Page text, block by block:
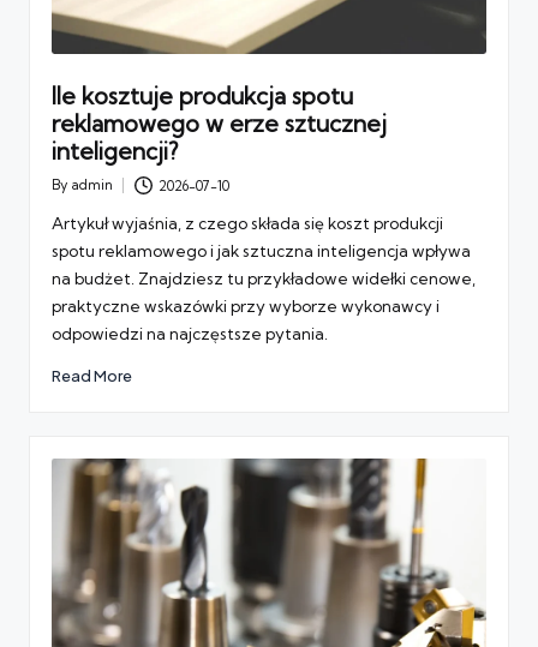
Ile kosztuje produkcja spotu
reklamowego w erze sztucznej
inteligencji?
Posted
By admin 2026-07-10
Artykuł wyjaśnia, z czego składa się koszt produkcji
spotu reklamowego i jak sztuczna inteligencja wpływa
na budżet. Znajdziesz tu przykładowe widełki cenowe,
praktyczne wskazówki przy wyborze wykonawcy i
odpowiedzi na najczęstsze pytania.
Read More